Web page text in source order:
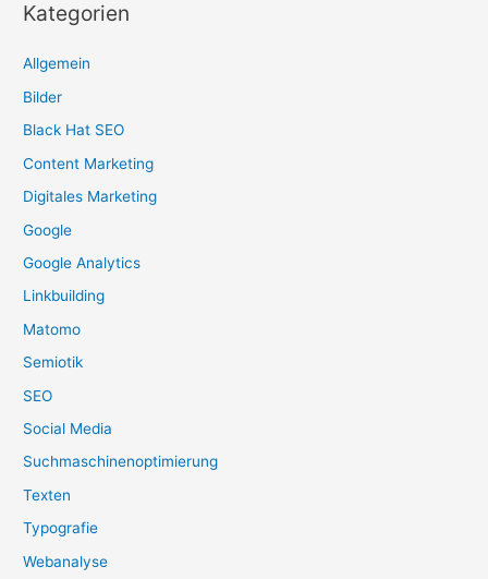
Kategorien
Allgemein
Bilder
Black Hat SEO
Content Marketing
Digitales Marketing
Google
Google Analytics
Linkbuilding
Matomo
Semiotik
SEO
Social Media
Suchmaschinenoptimierung
Texten
Typografie
Webanalyse